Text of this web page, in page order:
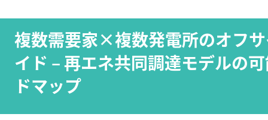
複数需要家×複数発電所のオフ
イド – 再エネ共同調達モデルの
ドマップ